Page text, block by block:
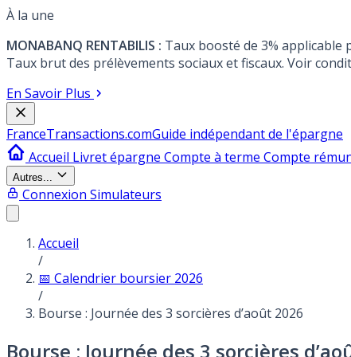
À la une
MONABANQ RENTABILIS : Taux boosté de 3% applicable
Taux brut des prélèvements sociaux et fiscaux. Voir
En Savoir Plus
FranceTransactions.comGuide indépendant de l'épargne
Accueil Livret épargne Compte à terme Compte
Autres...
Connexion Simulateurs
Accueil
/
📅 Calendrier boursier 2026
/
Bourse : Journée des 3 sorcières d’août 2026
Bourse : Journée des 3 sorcières